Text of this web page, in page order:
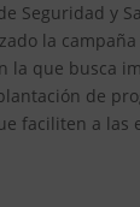
Seguridad y
la campaña
la que busca
de
faciliten a las